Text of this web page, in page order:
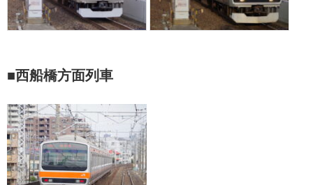
■西船橋方面列車